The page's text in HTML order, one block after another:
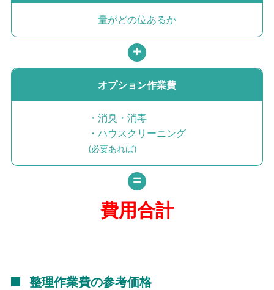
量がどの位あるか
オプション作業費
・消臭・消毒
・ハウスクリーニング
(必要あれば)
費用合計
整理作業費の参考価格